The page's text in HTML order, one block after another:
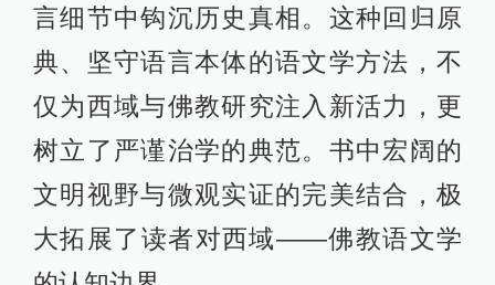
言细节中钩沉历史真相。这种回归原
典、坚守语言本体的语文学方法，不
仅为西域与佛教研究注入新活力，更
树立了严谨治学的典范。书中宏阔的
文明视野与微观实证的完美结合，极
大拓展了读者对西域——佛教语文学